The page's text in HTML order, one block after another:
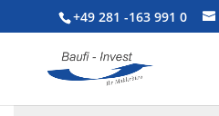
+49 281 -163 991 0